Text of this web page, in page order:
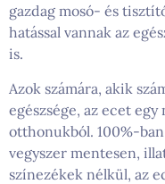
gazdag mosó- és
hatással vannak az
is.
Azok számára, akik
egészsége, az ecet
otthonukból. 100%-
vegyszer mentesen,
színezékek nélkül, az